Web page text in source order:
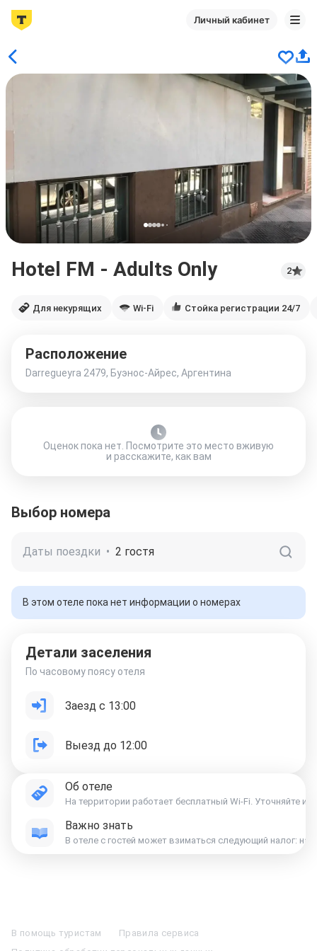
Личный кабинет
Hotel FM - Adults Only 2
Для некурящих Wi-Fi Стойка регистрации 24/7
Расположение
Darregueyra 2479, Буэнос-Айрес, Аргентина
Оценок пока нет. Посмотрите это место вживую
и расскажите, как вам
Выбор номера
Даты поездки • 2 гостя
В этом отеле пока нет информации о номерах
Детали заселения
По часовому поясу отеля
Заезд с 13:00
Выезд до 12:00
Об отеле
На территории работает бесплатный Wi-Fi. Уточняйте
Важно знать
Отели в КазаниОтели в Нижнем Новгороде
В помощь туристам
Правила сервиса